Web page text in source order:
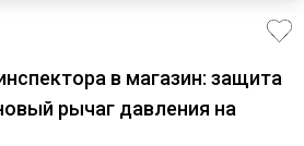
в магазин: защита
рычаг давления на